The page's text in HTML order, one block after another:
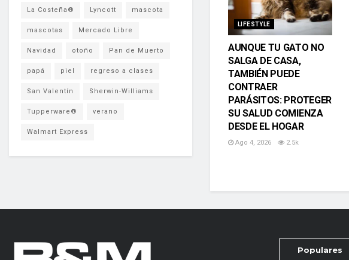
LIFESTYLE
AUNQUE TU GATO NO
SALGA DE CASA,
TAMBIÉN PUEDE
CONTRAER
PARÁSITOS: PROTEGER
SU SALUD COMIENZA
DESDE EL HOGAR
Ago 4, 2026 2.5k
La Costeña® Lyncott mascota
mascotas Mercado Libre
Navidad otoño Pan de Muerto
papá piel regreso a clases
San Valentín Sherwin-Williams
Tupperware® verano
Walmart Express
Populares